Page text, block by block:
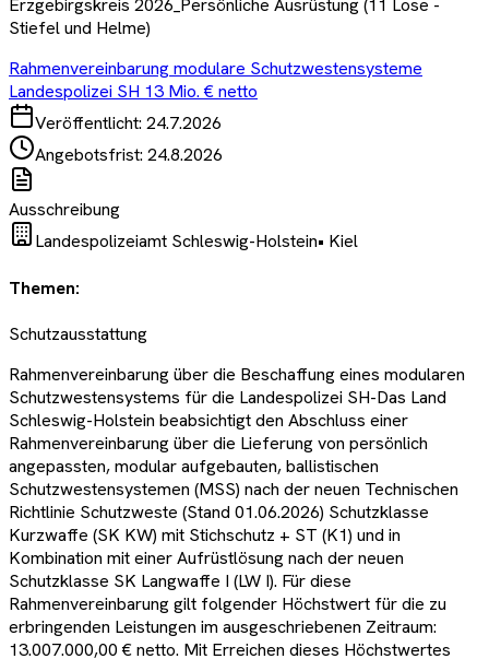
Erzgebirgskreis 2026_Persönliche Ausrüstung (11 Lose -
Stiefel und Helme)
Rahmenvereinbarung modulare Schutzwestensysteme
Landespolizei SH 13 Mio. € netto
Veröffentlicht: 24.7.2026
Angebotsfrist: 24.8.2026
Ausschreibung
Landespolizeiamt Schleswig-Holstein• Kiel
Themen:
Schutzausstattung
Rahmenvereinbarung über die Beschaffung eines modularen
Schutzwestensystems für die Landespolizei SH-Das Land
Schleswig-Holstein beabsichtigt den Abschluss einer
Rahmenvereinbarung über die Lieferung von persönlich
angepassten, modular aufgebauten, ballistischen
Schutzwestensystemen (MSS) nach der neuen Technischen
Richtlinie Schutzweste (Stand 01.06.2026) Schutzklasse
Kurzwaffe (SK KW) mit Stichschutz + ST (K1) und in
Kombination mit einer Aufrüstlösung nach der neuen
Schutzklasse SK Langwaffe I (LW I). Für diese
Rahmenvereinbarung gilt folgender Höchstwert für die zu
erbringenden Leistungen im ausgeschriebenen Zeitraum:
13.007.000,00 € netto. Mit Erreichen dieses Höchstwertes